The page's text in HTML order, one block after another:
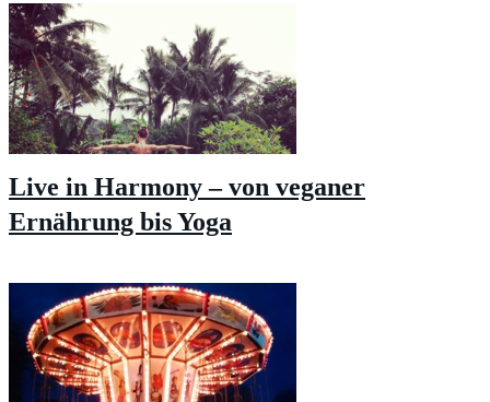
Live in Harmony – von veganer
Ernährung bis Yoga